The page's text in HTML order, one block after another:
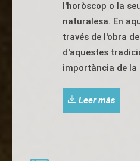
l'horòscop o la
naturalesa. En
través de l'obra
d'aquestes
importància de
Leer más